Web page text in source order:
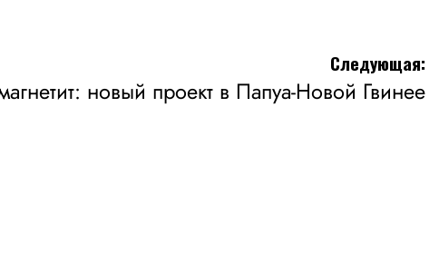
Следующая:
новый проект в Папуа-Новой Гвинее